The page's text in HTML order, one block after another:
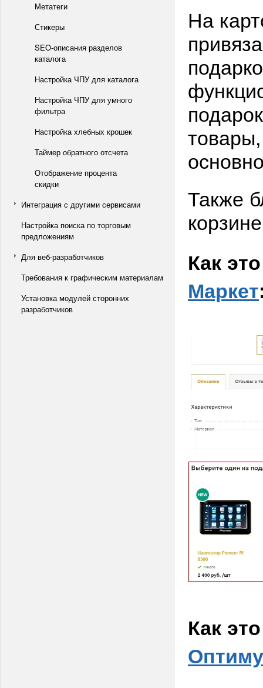
Метатеги
Стикеры
SEO-описания разделов
каталога
Настройка ЧПУ для каталога
Настройка ЧПУ для умного
фильтра
Настройка хлебных крошек
Таймер обратного отсчета
Отображение процента
скидки
Интеграция с другими сервисами
Настройка поиска по торговым
предложениям
Для веб-разработчиков
Требования к графическим материалам
Установка модулей сторонних
разработчиков
На
Также
Как
Маркет
Как